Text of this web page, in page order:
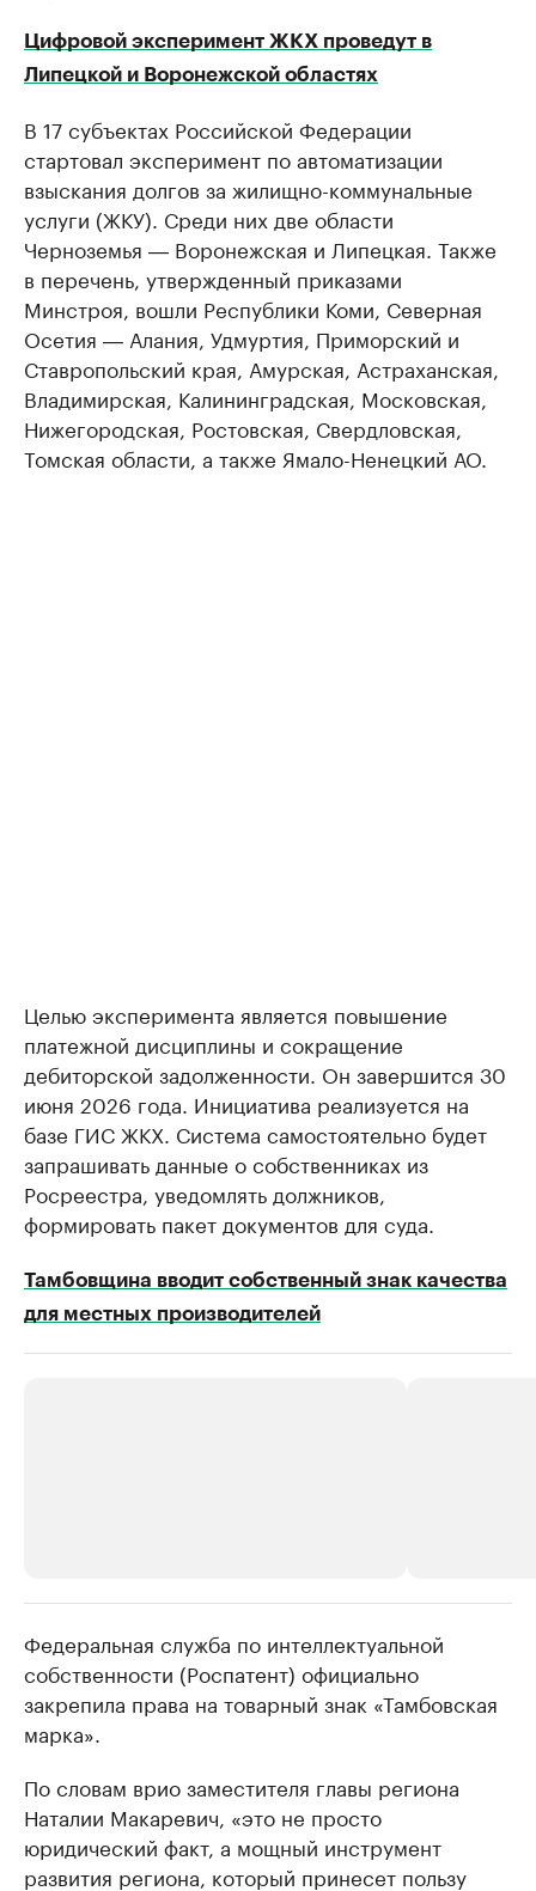
Цифровой эксперимент ЖКХ проведут в
Липецкой и Воронежской областях
В 17 субъектах Российской Федерации
стартовал эксперимент по автоматизации
взыскания долгов за жилищно-коммунальные
услуги (ЖКУ). Среди них две области
Черноземья ― Воронежская и Липецкая. Также
в перечень, утвержденный приказами
Минстроя, вошли Республики Коми, Северная
Осетия ― Алания, Удмуртия, Приморский и
Ставропольский края, Амурская, Астраханская,
Владимирская, Калининградская, Московская,
Нижегородская, Ростовская, Свердловская,
Томская области, а также Ямало-Ненецкий АО.
Целью эксперимента является повышение
платежной дисциплины и сокращение
дебиторской задолженности. Он завершится 30
июня 2026 года. Инициатива реализуется на
базе ГИС ЖКХ. Система самостоятельно будет
запрашивать данные о собственниках из
Росреестра, уведомлять должников,
формировать пакет документов для суда.
Тамбовщина вводит собственный знак качества
для местных производителей
Делитесь новостями бизнеса на РБК
Управляйте страницей компании и развивайте личные
Федеральная служба по интеллектуальной
собственности (Роспатент) официально
закрепила права на товарный знак «Тамбовская
марка».
По словам врио заместителя главы региона
Наталии Макаревич, «это не просто
юридический факт, а мощный инструмент
развития региона, который принесет пользу